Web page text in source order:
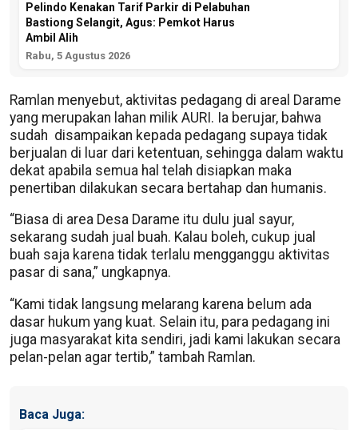
Pelindo Kenakan Tarif Parkir di Pelabuhan
Bastiong Selangit, Agus: Pemkot Harus
Ambil Alih
Rabu, 5 Agustus 2026
Ramlan menyebut, aktivitas pedagang di areal Darame
yang merupakan lahan milik AURI. Ia berujar, bahwa
sudah disampaikan kepada pedagang supaya tidak
berjualan di luar dari ketentuan, sehingga dalam waktu
dekat apabila semua hal telah disiapkan maka
penertiban dilakukan secara bertahap dan humanis.
“Biasa di area Desa Darame itu dulu jual sayur,
sekarang sudah jual buah. Kalau boleh, cukup jual
buah saja karena tidak terlalu mengganggu aktivitas
pasar di sana,” ungkapnya.
“Kami tidak langsung melarang karena belum ada
dasar hukum yang kuat. Selain itu, para pedagang ini
juga masyarakat kita sendiri, jadi kami lakukan secara
pelan-pelan agar tertib,” tambah Ramlan.
Baca Juga: